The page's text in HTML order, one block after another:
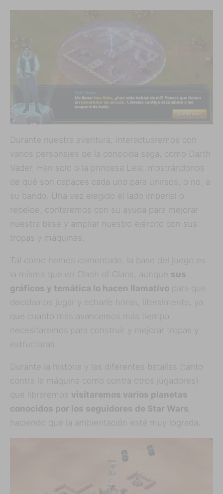
Durante nuestra aventura, interactuaremos con
varios personajes de la conocida saga, como Darth
Vader, Han solo o la princesa Leia, mostrándonos
de qué son capaces cada uno para unirsos, o no, a
su bando. Una vez elegido el lado imperial o
rebelde, contaremos con su ayuda para mejorar
nuestra base y ampliar nuestro ejército con sus
tropas y máquinas.
Tal como hemos comentado, la base del juego es
la misma que en Clash of Clans, aunque sus
gráficos y temática lo hacen llamativo para que
decidamos jugar y echarle horas, literalmente, ya
que cuanto más avancemos más tiempo
necesitaremos para construir y mejorar tropas y
estructuras.
Durante la historia y las diferentes batallas (tanto
contra la máquina como contra otros jugadores)
que libraremos visitaremos varios planetas
conocidos por los seguidores de Star Wars ,
haciendo que la ambientación esté muy lograda.